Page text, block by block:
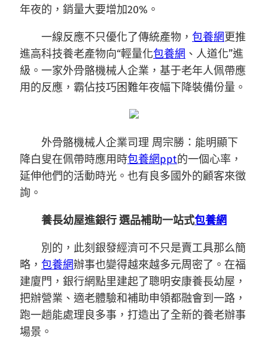
年夜的，銷量大要增加20%。
一線反應不只優化了傳統產物， 包養網更推
進高科技養老產物向“輕量化包養網 、人道化”進
級。一家外骨骼機械人企業，基于老年人佩帶應
用的反應，霸佔技巧困難年夜幅下降裝備份量。
外骨骼機械人企業司理 周宗勝：能明顯下
降白叟在佩帶時應用時包養網ppt的一個心率，
延伸他們的活動時光。也有良多國外的顧客來徵
詢。
養長幼屋進銀行 選品補助一站式包養網
別的，此刻銀發經濟可不只是賣工具那么簡
略， 包養網辦事也變得越來越多元周密了。在福
建廈門，銀行網點里建起了聰明安康養長幼屋，
把辦營業、適老體驗和補助申領都融會到一路，
跑一趟能處理良多事，打造出了全新的養老辦事
場景。